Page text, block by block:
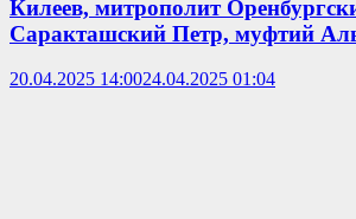
Килеев, митрополит
Саракташский Петр, муфтий
20.04.2025 14:0024.04.2025 01:04